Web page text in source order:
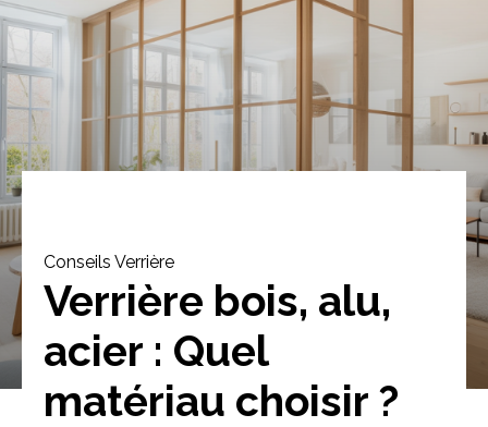
Bibliothèque Meuble tv Dressing
Conseils Verrière
Verrière bois, alu,
acier : Quel
matériau choisir ?